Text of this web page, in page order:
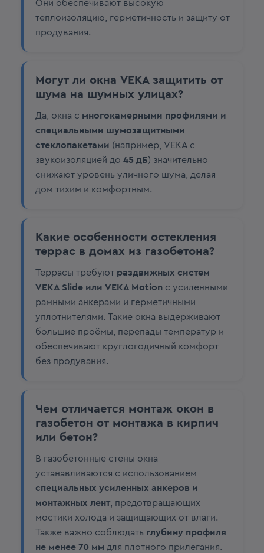
Они обеспечивают высокую
теплоизоляцию, герметичность и защиту от
продувания.
Могут ли окна VEKA защитить от
шума на шумных улицах?
Да, окна с многокамерными профилями и
специальными шумозащитными
стеклопакетами (например, VEKA с
звукоизоляцией до 45 дБ) значительно
снижают уровень уличного шума, делая
дом тихим и комфортным.
Какие особенности остекления
террас в домах из газобетона?
Террасы требуют раздвижных систем
VEKA Slide или VEKA Motion с усиленными
рамными анкерами и герметичными
уплотнителями. Такие окна выдерживают
большие проёмы, перепады температур и
обеспечивают круглогодичный комфорт
без продувания.
Чем отличается монтаж окон в
газобетон от монтажа в кирпич
или бетон?
В газобетонные стены окна
устанавливаются с использованием
специальных усиленных анкеров и
монтажных лент , предотвращающих
мостики холода и защищающих от влаги.
Также важно соблюдать глубину профиля
не менее 70 мм для плотного прилегания.